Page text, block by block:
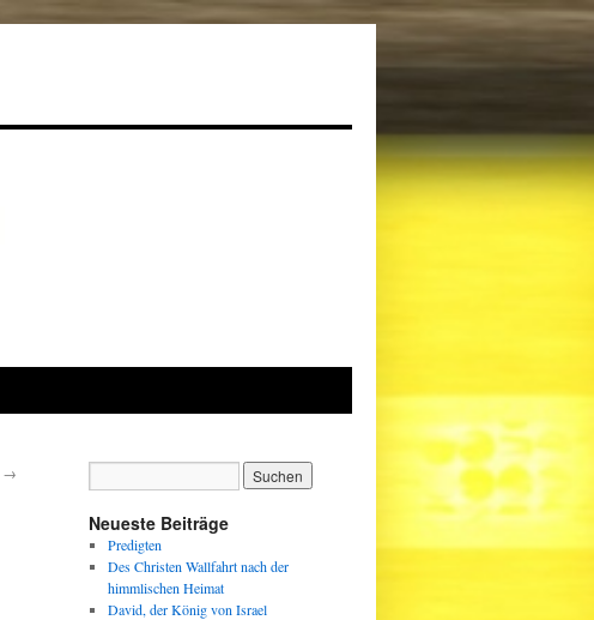
→
Neueste Beiträge
Predigten
Des Christen Wallfahrt nach der
himmlischen Heimat
David, der König von Israel